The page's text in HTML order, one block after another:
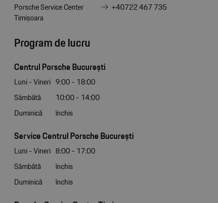
Porsche Service Center
Timișoara
+40722 467 735
Program de lucru
Centrul Porsche București
Luni - Vineri 9:00 - 18:00
Sâmbătă
10:00 - 14:00
Duminică
închis
Service Centrul Porsche București
Luni - Vineri 8:00 - 17:00
Sâmbătă
închis
Duminică
închis